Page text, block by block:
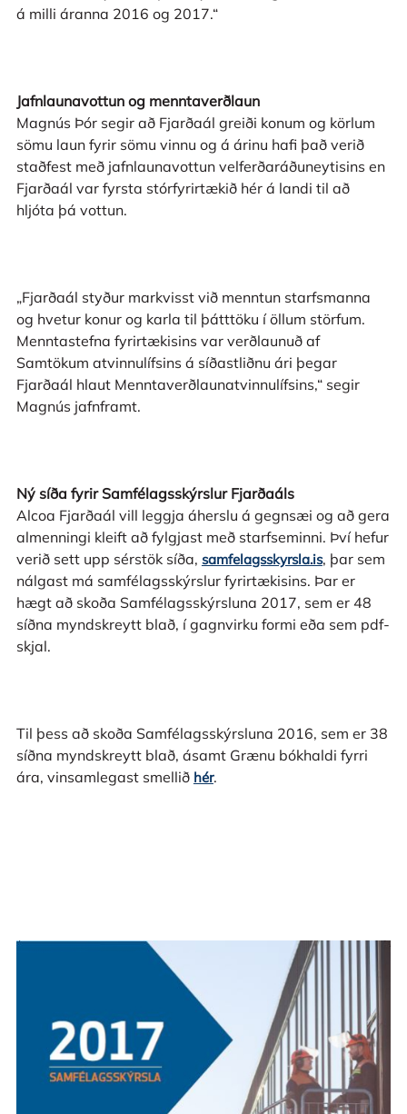
á milli áranna 2016 og 2017.“
Jafnlaunavottun og menntaverðlaun
Magnús Þór segir að Fjarðaál greiði konum og körlum
sömu laun fyrir sömu vinnu og á árinu hafi það verið
staðfest með jafnlaunavottun velferðaráðuneytisins en
Fjarðaál var fyrsta stórfyrirtækið hér á landi til að
hljóta þá vottun.
„Fjarðaál styður markvisst við menntun starfsmanna
og hvetur konur og karla til þátttöku í öllum störfum.
Menntastefna fyrirtækisins var verðlaunuð af
Samtökum atvinnulífsins á síðastliðnu ári þegar
Fjarðaál hlaut Menntaverðlaunatvinnulífsins,“ segir
Magnús jafnframt.
Ný síða fyrir Samfélagsskýrslur Fjarðaáls
Alcoa Fjarðaál vill leggja áherslu á gegnsæi og að gera
almenningi kleift að fylgjast með starfseminni. Því hefur
verið sett upp sérstök síða, samfelagsskyrsla.is, þar sem
nálgast má samfélagsskýrslur fyrirtækisins. Þar er
hægt að skoða Samfélagsskýrsluna 2017, sem er 48
síðna myndskreytt blað, í gagnvirku formi eða sem pdf-
skjal.
Til þess að skoða Samfélagsskýrsluna 2016, sem er 38
síðna myndskreytt blað, ásamt Grænu bókhaldi fyrri
ára, vinsamlegast smellið hér.